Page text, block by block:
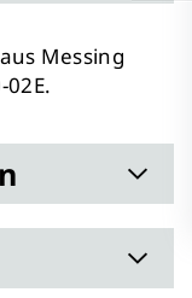
Messing